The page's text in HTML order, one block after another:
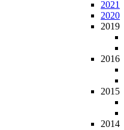
2021
2020
2019
2016
2015
2014